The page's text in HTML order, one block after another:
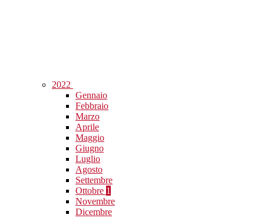
2022
Gennaio
Febbraio
Marzo
Aprile
Maggio
Giugno
Luglio
Agosto
Settembre
Ottobre 1
Novembre
Dicembre